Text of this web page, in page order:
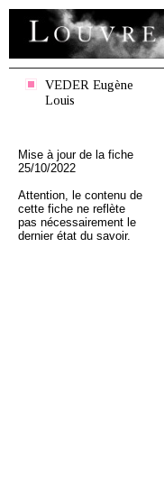
VEDER Eugène
Louis
Mise à jour de la fiche
25/10/2022
Attention, le contenu de
cette fiche ne reflète
pas nécessairement le
dernier état du savoir.